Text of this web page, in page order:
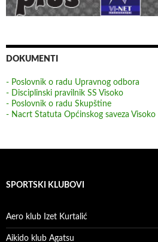
DOKUMENTI
- Poslovnik o radu Upravnog odbora
- Disciplinski pravilnik SS Visoko
- Poslovnik o radu Skupštine
- Nacrt Statuta Općinskog saveza Visoko
SPORTSKI KLUBOVI
Aero klub Izet Kurtalić
Aikido klub Agatsu